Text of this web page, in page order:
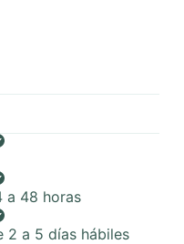
a 48 horas
2 a 5 días hábiles